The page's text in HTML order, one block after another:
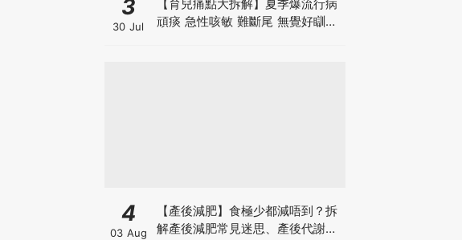
3
30 Jul
【育兒痛點大拆解】夏季爆流行病
頑痰 急性咳敏 難斷尾 無覺好瞓？
4
03 Aug
【產後減肥】食極少都減唔到？拆
解產後減肥常見迷思、產後代謝、